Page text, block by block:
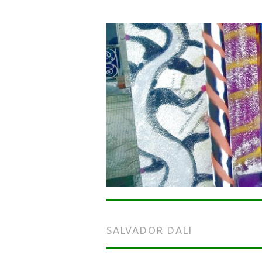
SALVADOR DALI